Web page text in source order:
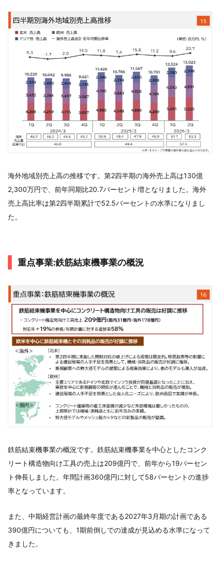
海外地域別売上高の推移です。第2四半期の海外売上高は130億
2,300万円で、前年同期比20.7パーセント増となりました。海外
売上高比率は第2四半期累計で52.5パーセントの水準になりまし
た。
重点事業:鉄筋結束機事業の概況
鉄筋結束機事業の概況です。鉄筋結束機事業を中心としたコンク
リート構造物向け工具の売上は209億円で、前年から19パーセン
ト伸長しました。年間計画360億円に対して58パーセントの進捗
率となっています。
また、中期経営計画の最終年度である2027年3月期の計画である
390億円についても、1期前倒しでの達成が見込める水準になって
きました。